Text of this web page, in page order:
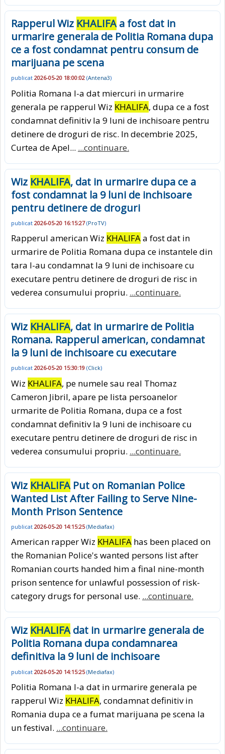
Rapperul Wiz KHALIFAa fost dat in
urmarire generala de Politia Romana dupa
ce a fost condamnat pentru consum de
marijuana pe scena
publicat 2026-05-20 18:00:02 (Antena3)
Politia Romana l-a dat miercuri in urmarire
generala pe rapperul Wiz KHALIFA, dupa ce a fost
condamnat definitiv la 9 luni de inchisoare pentru
detinere de droguri de risc. In decembrie 2025,
Curtea de Apel... ...continuare.
Wiz KHALIFA, dat in urmarire dupa ce a
fost condamnat la 9 luni de inchisoare
pentru detinere de droguri
publicat 2026-05-20 16:15:27(ProTV)
Rapperul american Wiz KHALIFAa fost dat in
urmarire de Politia Romana dupa ce instantele din
tara l-au condamnat la 9 luni de inchisoare cu
executare pentru detinere de droguri de risc in
vederea consumului propriu. ...continuare.
Wiz KHALIFA, dat in urmarire de Politia
Romana. Rapperul american, condamnat
la 9 luni de inchisoare cu executare
publicat 2026-05-20 15:30:19 (Click)
Wiz KHALIFA, pe numele sau real Thomaz
Cameron Jibril, apare pe lista persoanelor
urmarite de Politia Romana, dupa ce a fost
condamnat definitiv la 9 luni de inchisoare cu
executare pentru detinere de droguri de risc in
vederea consumului propriu. ...continuare.
Wiz KHALIFAPut on Romanian Police
Wanted List After Failing to Serve Nine-
Month Prison Sentence
publicat 2026-05-20 14:15:25(Mediafax)
American rapper Wiz KHALIFA has been placed on
the Romanian Police's wanted persons list after
Romanian courts handed him a final nine-month
prison sentence for unlawful possession of risk-
category drugs for personal use. ...continuare.
Wiz KHALIFAdat in urmarire generala de
Politia Romana dupa condamnarea
definitiva la 9 luni de inchisoare
publicat 2026-05-20 14:15:25(Mediafax)
Politia Romana l-a dat in urmarire generala pe
rapperul Wiz KHALIFA, condamnat definitiv in
Romania dupa ce a fumat marijuana pe scena la
un festival. ...continuare.